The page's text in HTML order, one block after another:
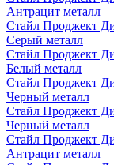
Антрацит металл
Стайл Проджект
Серый металл
Стайл Проджект
Белый металл
Стайл Проджект
Черный металл
Стайл Проджект
Черный металл
Стайл Проджект
Антрацит металл